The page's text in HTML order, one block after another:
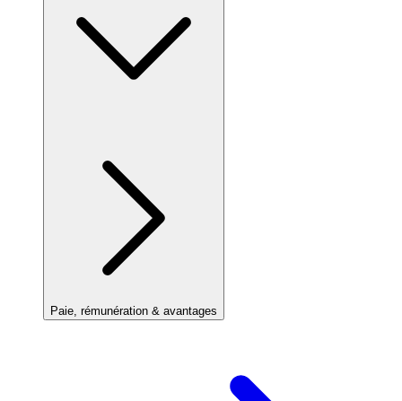
Paie, rémunération & avantages